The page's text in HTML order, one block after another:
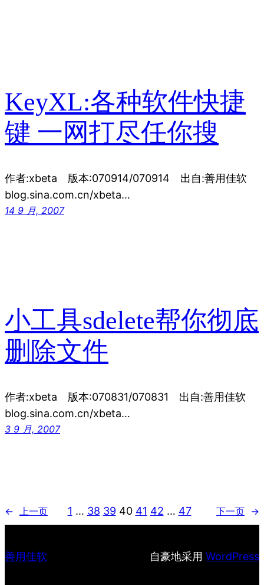
KeyXL:各种软件快捷
键 一网打尽任你搜
作者:xbeta 版本:070914/070914 出自:善用佳软
blog.sina.com.cn/xbeta…
14 9 月, 2007
小工具sdelete帮你彻底
删除文件
作者:xbeta 版本:070831/070831 出自:善用佳软
blog.sina.com.cn/xbeta…
3 9 月, 2007
← 上一页 1 … 38 39 40 41 42 … 47 下一页 →
善用佳软 自豪地采用 WordPress